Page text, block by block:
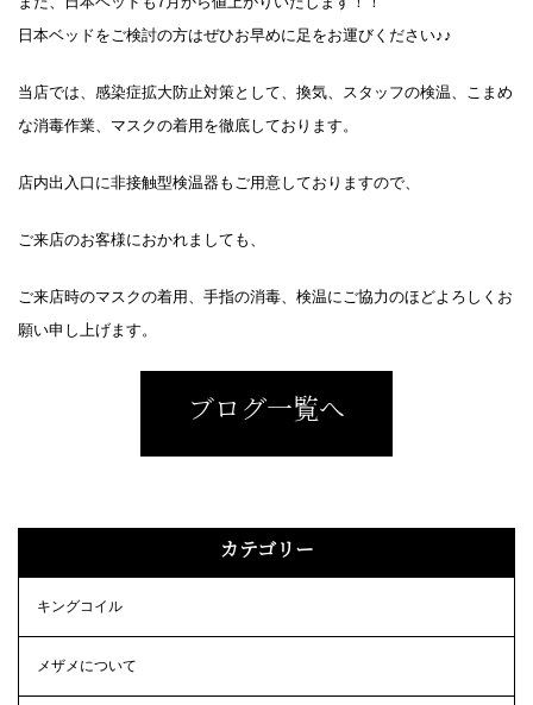
日本ベッドをご検討の方はぜひお早めに足をお運びください♪♪
当店では、感染症拡大防止対策として、換気、スタッフの検温、こまめ
な消毒作業、マスクの着用を徹底しております。
店内出入口に非接触型検温器もご用意しておりますので、
ご来店のお客様におかれましても、
ご来店時のマスクの着用、手指の消毒、検温にご協力のほどよろしくお
願い申し上げます。
ブログ一覧へ
カテゴリー
キングコイル
メザメについて